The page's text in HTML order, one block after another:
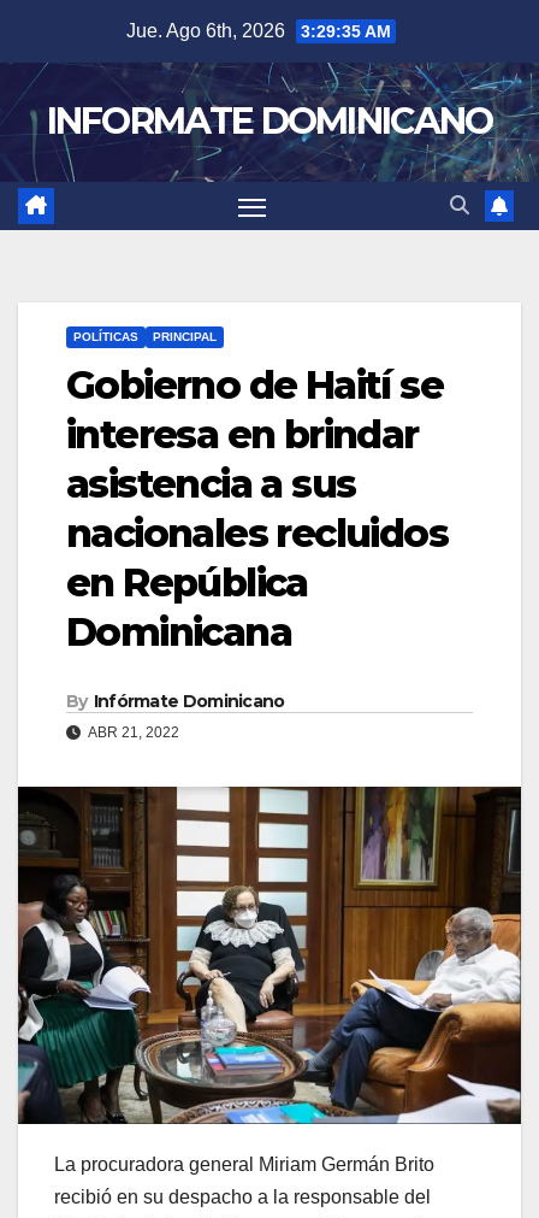
content
Jue. Ago 6th, 2026 3:29:36 AM
INFORMATE DOMINICANO
POLÍTICAS PRINCIPAL
Gobierno de Haití se
interesa en brindar
asistencia a sus
nacionales recluidos
en República
Dominicana
By Infórmate Dominicano
ABR 21, 2022
La procuradora general Miriam Germán Brito
recibió en su despacho a la responsable del